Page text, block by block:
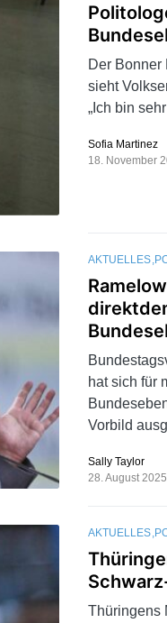
Der
sieht
„Ich bin
Sofia Martinez
18. November
AKTUELLES
hat sich für
Vorbild
Sally Taylor
28. August 2025
AKTUELLES
Thüringens